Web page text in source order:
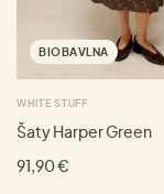
BIOBAVLNA
WHITE STUFF
Šaty Harper Green
91,90 €